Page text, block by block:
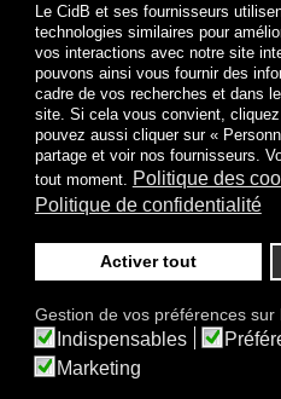
Le CidB et ses fournisseurs
technologies similaires pour
vos interactions avec notre site
pouvons ainsi vous fournir des
cadre de vos recherches et dans
site. Si cela vous convient,
pouvez aussi cliquer sur «
partage et voir nos fournisseurs.
tout moment. Politique des
Politique de confidentialité
Activer tout
Gestion de vos préférences sur
Indispensables
Marketing
J’ai lu et j’accepte les
Politique de confidentialité
Je m'abonne
© 2009-2026 CidB.